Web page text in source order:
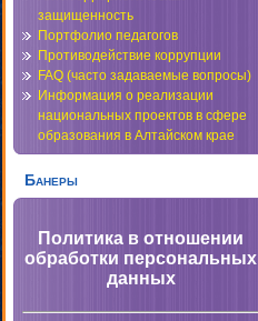
защищенность
Портфолио педагогов
Противодействие коррупции
FAQ (часто задаваемые вопросы)
Информация о реализации
национальных проектов в сфере
образования в Алтайском крае
Банеры
Политика в отношении
обработки персональных
данных